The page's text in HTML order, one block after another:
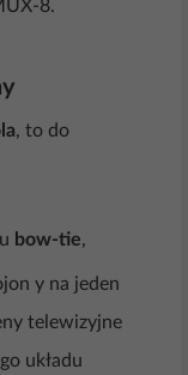
8.
, to do
bow-tie,
y na jeden
telewizyjne
układu